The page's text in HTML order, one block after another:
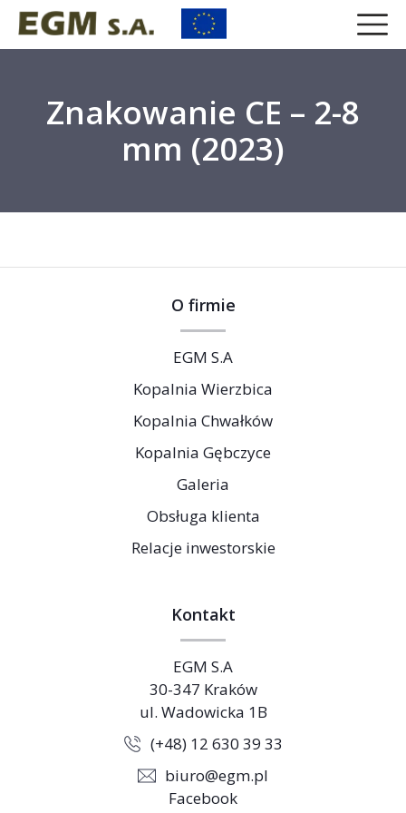
Znakowanie CE – 2-8
mm (2023)
O firmie
EGM S.A
Kopalnia Wierzbica
Kopalnia Chwałków
Kopalnia Gębczyce
Galeria
Obsługa klienta
Relacje inwestorskie
Kontakt
EGM S.A
30-347 Kraków
ul. Wadowicka 1B
(+48) 12 630 39 33
biuro@egm.pl
Facebook